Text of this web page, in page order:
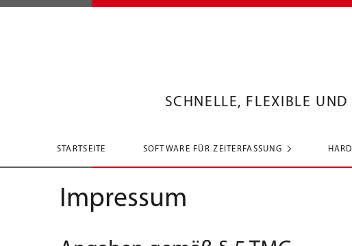
SCHNELLE, FLEXIBLE
STARTSEITE SOFTWARE FÜR ZEITERFASSUNG
Impressum